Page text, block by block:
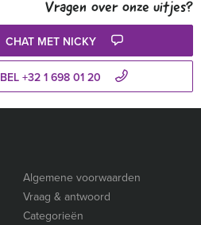
Vragen over onze uitjes?
CHAT MET NICKY
BEL +32 1 698 01 20
Algemene voorwaarden
Vraag & antwoord
Categorieën